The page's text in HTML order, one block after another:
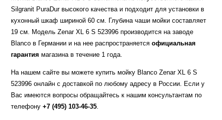
Silgranit PuraDur высокого качества и подходит для установки в
кухонный шкаф шириной 60 см. Глубина чаши мойки составляет
19 см. Модель Zenar XL 6 S 523996 производится на заводе
Blanco в Германии и на нее распространяетсяофициальная
гарантия магазина в течение 1 года.
На нашем сайте вы можете купить мойку Blanco Zenar XL 6 S
523996 онлайн с доставкой по любому адресу в России. Если у
Вас имеются вопросы обращайтесь к нашим консультантам по
телефону+7 (495) 103-46-35.